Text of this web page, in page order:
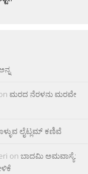
ಮರದ ನೆರಳನು ಮರವೇ
ಲೈಟ್ಲಮ್ ಕಣಿವೆ
on ಬಾದಮಿ ಅಮವಾಸ್ಯೆ: